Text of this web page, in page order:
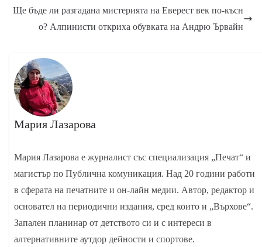
Ще бъде ли разгадана мистерията на Еверест век по-късн
о? Алпинисти откриха обувкатa на Андрю Ървайн
Мария Лазарова
Мария Лазарова е журналист със специализация „Печат“ и
магистър по Публична комуникация. Над 20 години работи
в сферата на печатните и он-лайн медии. Автор, редактор и
основател на периодични издания, сред които и „Върхове“.
Запален планинар от детството си и с интереси в
алтернативните аутдор дейности и спортове.